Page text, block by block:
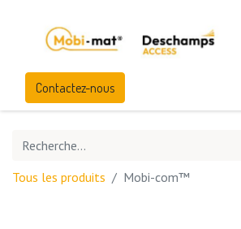
Contactez-nous
Tous les produits Mobi-com™